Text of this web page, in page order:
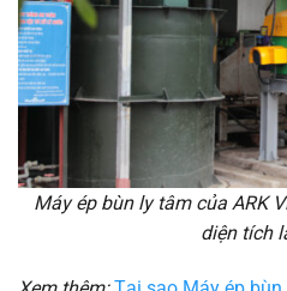
Máy ép bùn ly tâm của ARK
diện tích